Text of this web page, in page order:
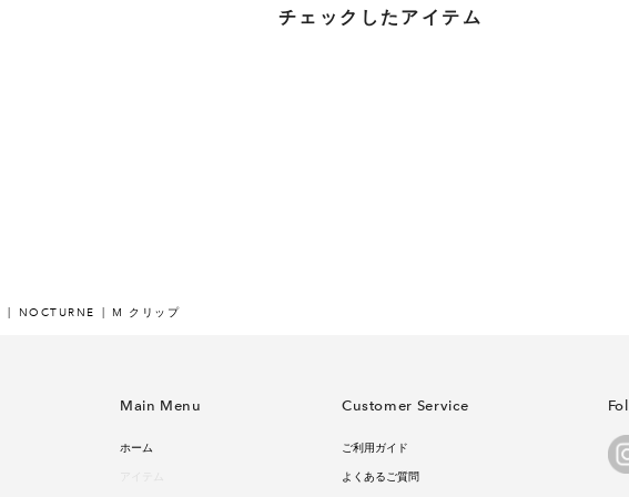
チェックしたアイテム
NOCTURNE M クリップ
Main Menu
ホーム
Customer Service
ご利用ガイド
よくあるご質問